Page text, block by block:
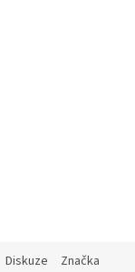
Diskuze Značka